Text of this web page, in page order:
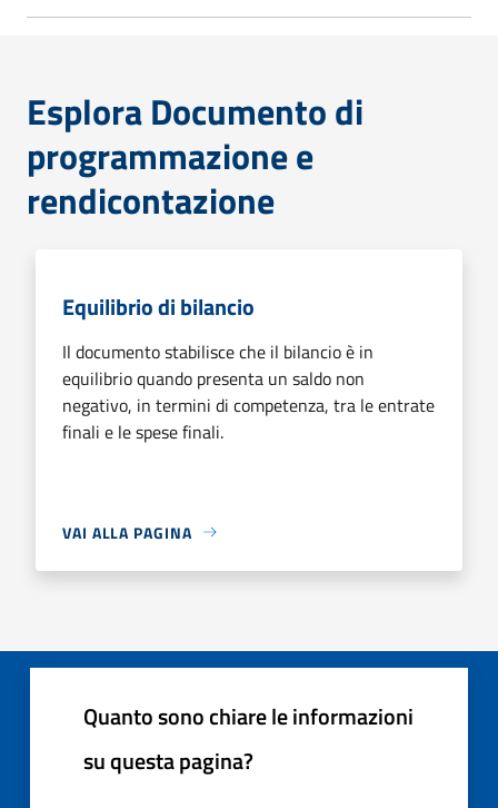
Esplora Documento di
programmazione e
rendicontazione
Equilibrio di bilancio
Il documento stabilisce che il bilancio è in
equilibrio quando presenta un saldo non
negativo, in termini di competenza, tra le entrate
finali e le spese finali.
VAI ALLA PAGINA
Quanto sono chiare le informazioni
su questa pagina?